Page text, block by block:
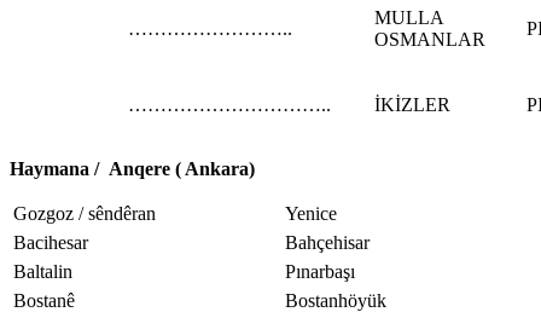
……………………..
MULLA
OSMANLAR
………………………….. İKİZLER
Haymana / Anqere ( Ankara)
Gozgoz / sêndêran
Yenice
Bacihesar
Bahçehisar
Baltalin
Pınarbaşı
Bostanê
Bostanhöyük